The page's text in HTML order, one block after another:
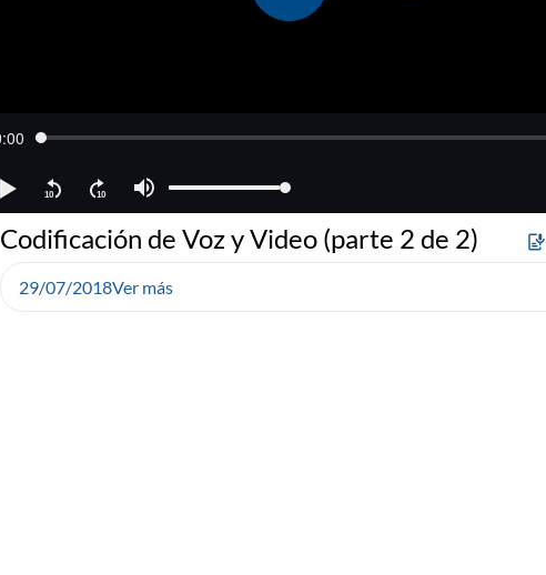
Codificación de Voz y Video (parte 2 de 2)
29/07/2018Ver más